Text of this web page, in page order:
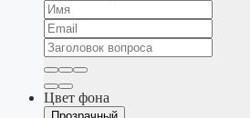
Цвет фона